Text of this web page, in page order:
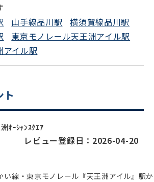
山手線品川駅
横須賀線品川駅
東京モノレール天王洲アイル駅
アイル駅
ｵｰｼｬﾝｽｸｴｱ
レビュー登録日：2026-04-20
い線・東京モノレール『天王洲アイル』駅